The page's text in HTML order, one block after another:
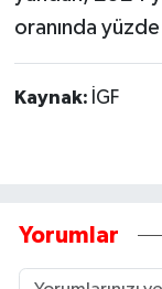
oranında
Kaynak: İGF
Yorumlar